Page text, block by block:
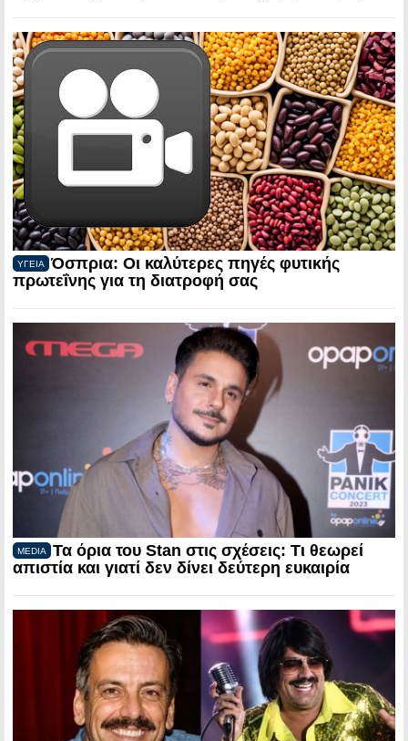
ΥΓΕΙΑ
Όσπρια: Οι καλύτερες πηγές φυτικής
πρωτεΐνης για τη διατροφή σας
MEDIA
Τα όρια του Stan στις σχέσεις: Τι θεωρεί
απιστία και γιατί δεν δίνει δεύτερη ευκαιρία